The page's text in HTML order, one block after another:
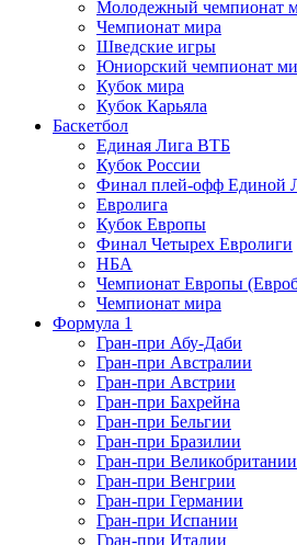
Молодежный чемпионат
Чемпионат мира
Шведские игры
Юниорский чемпионат
Кубок мира
Кубок Карьяла
Баскетбол
Единая Лига ВТБ
Кубок России
Финал плей-офф Единой
Евролига
Кубок Европы
Финал Четырех Евролиги
НБА
Чемпионат Европы
Чемпионат мира
Формула 1
Гран-при Абу-Даби
Гран-при Австралии
Гран-при Австрии
Гран-при Бахрейна
Гран-при Бельгии
Гран-при Бразилии
Гран-при Великобритании
Гран-при Венгрии
Гран-при Германии
Гран-при Испании
Гран-при Италии